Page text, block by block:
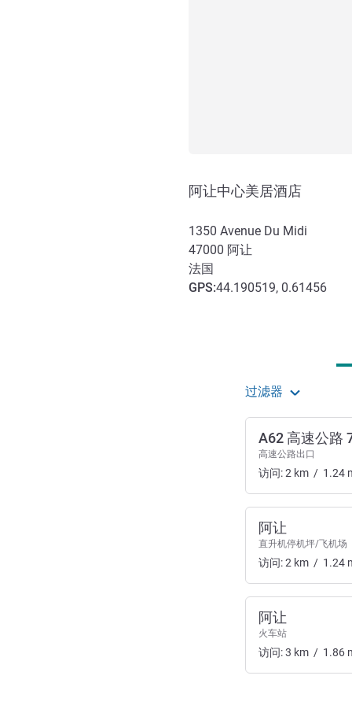
阿让中心美居酒店
1350 Avenue Du Midi
47000 阿让
法国
GPS:44.190519, 0.61456
过滤器
A62 高速公路
高速公路出口
访问:2 km / 1.24
阿让
直升机停机坪/飞机场
访问:2 km / 1.24
阿让
火车站
访问:3 km / 1.86